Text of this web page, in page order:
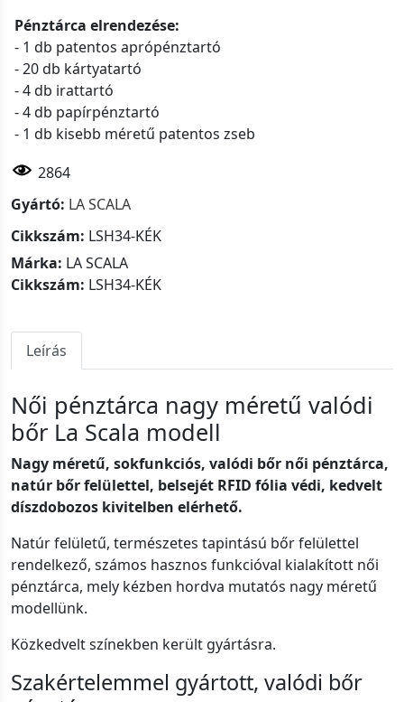
Pénztárca elrendezése:
- 1 db patentos aprópénztartó
- 20 db kártyatartó
- 4 db irattartó
- 4 db papírpénztartó
- 1 db kisebb méretű patentos zseb
2864
Gyártó: LA SCALA
Cikkszám: LSH34-KÉK
Márka: LA SCALA
Cikkszám: LSH34-KÉK
Leírás
Női pénztárca nagy méretű valódi
bőr La Scala modell
Nagy méretű, sokfunkciós, valódi bőr női pénztárca,
natúr bőr felülettel, belsejét RFID fólia védi, kedvelt
díszdobozos kivitelben elérhető.
Natúr felületű, természetes tapintású bőr felülettel
rendelkező, számos hasznos funkcióval kialakított női
pénztárca, mely kézben hordva mutatós nagy méretű
modellünk.
Közkedvelt színekben került gyártásra.
Szakértelemmel gyártott, valódi bőr